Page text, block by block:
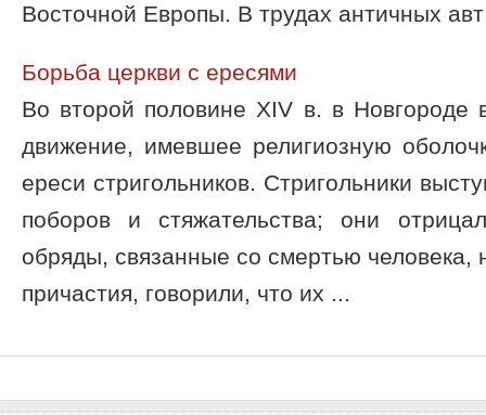
Восточной Европы. В трудах античных
Борьба церкви с ересями
Во второй половине XIV в. в Новгороде
движение, имевшее религиозную
ереси стригольников. Стригольники
поборов и стяжательства; они
обряды, связанные со смертью человека,
причастия, говорили, что их ...